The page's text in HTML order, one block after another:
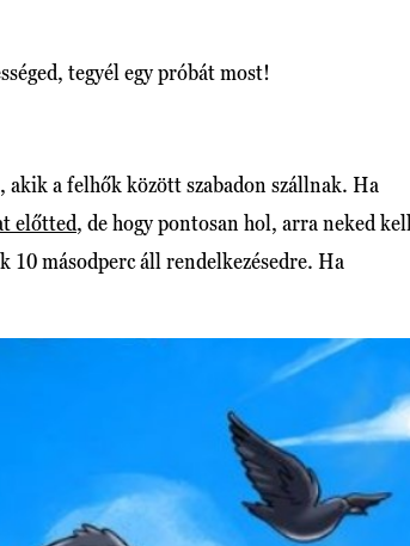
tegyél egy próbát most!
akik a felhők között szabadon szállnak. Ha
előtted, de hogy pontosan hol, arra neked kell
10 másodperc áll rendelkezésedre. Ha